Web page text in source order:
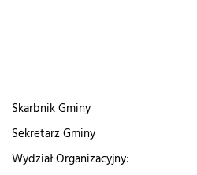
Skarbnik Gminy
Sekretarz Gminy
Wydział Organizacyjny: